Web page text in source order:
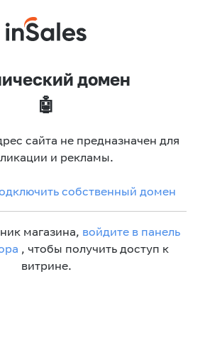
домен
🤖
сайта не предназначен для
и рекламы.
собственный домен
магазина, войдите в панель
, чтобы получить доступ к
витрине.